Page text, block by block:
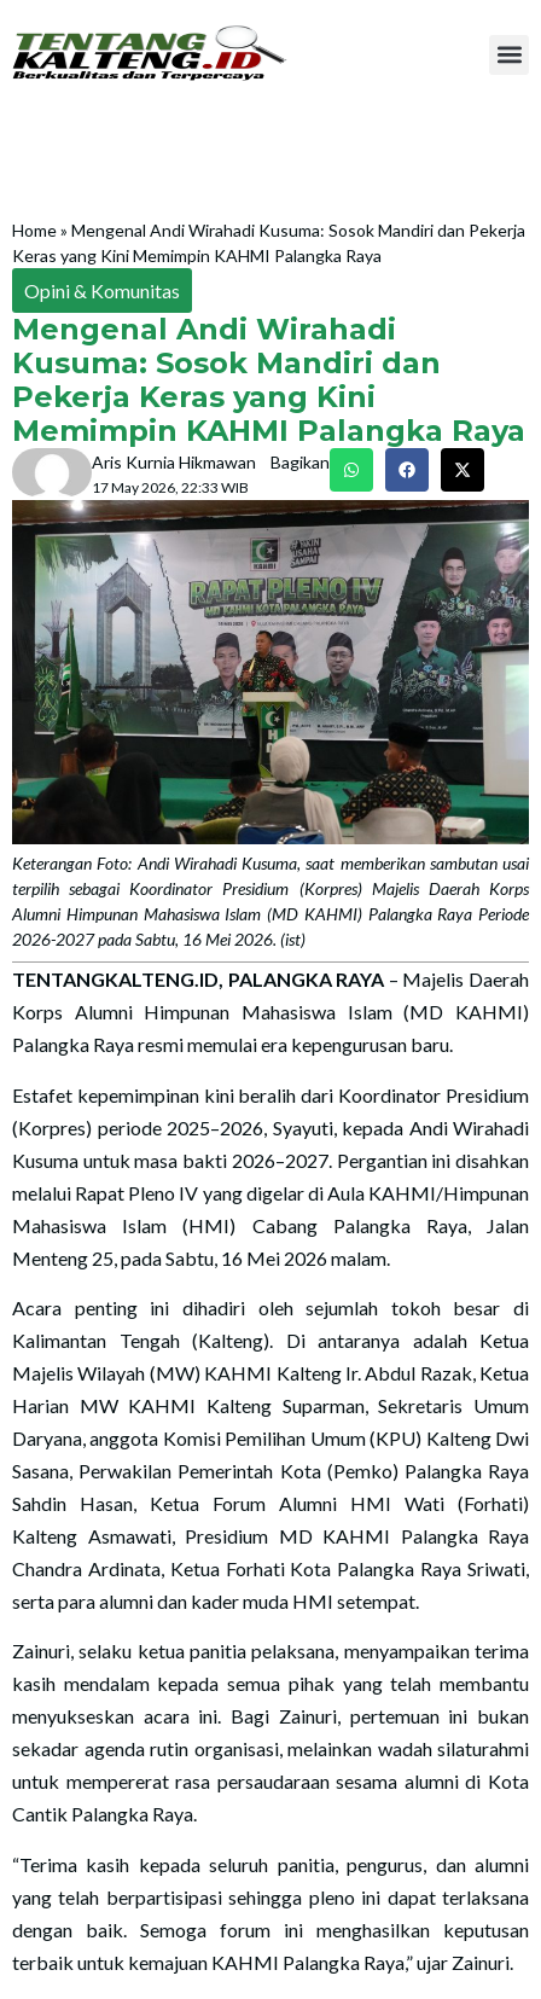
Home» Mengenal Andi Wirahadi Kusuma: Sosok Mandiri dan Pekerja
Keras yang Kini Memimpin KAHMI Palangka Raya
Opini & Komunitas
Mengenal Andi Wirahadi
Kusuma: Sosok Mandiri dan
Pekerja Keras yang Kini
Memimpin KAHMI Palangka Raya
Aris Kurnia Hikmawan
17 May 2026, 22:33 WIB
Bagikan
Keterangan Foto: Andi Wirahadi Kusuma, saat memberikan sambutan usai
terpilih sebagai Koordinator Presidium (Korpres) Majelis Daerah Korps
Alumni Himpunan Mahasiswa Islam (MD KAHMI) Palangka Raya Periode
2026-2027 pada Sabtu, 16 Mei 2026. (ist)
TENTANGKALTENG.ID, PALANGKA RAYA – Majelis Daerah
Korps Alumni Himpunan Mahasiswa Islam (MD KAHMI)
Palangka Raya resmi memulai era kepengurusan baru.
Estafet kepemimpinan kini beralih dari Koordinator Presidium
(Korpres) periode 2025–2026, Syayuti, kepada Andi Wirahadi
Kusuma untuk masa bakti 2026–2027. Pergantian ini disahkan
melalui Rapat Pleno IV yang digelar di Aula KAHMI/Himpunan
Mahasiswa Islam (HMI) Cabang Palangka Raya, Jalan
Menteng 25, pada Sabtu, 16 Mei 2026 malam.
Acara penting ini dihadiri oleh sejumlah tokoh besar di
Kalimantan Tengah (Kalteng). Di antaranya adalah Ketua
Majelis Wilayah (MW) KAHMI Kalteng Ir. Abdul Razak, Ketua
Harian MW KAHMI Kalteng Suparman, Sekretaris Umum
Daryana, anggota Komisi Pemilihan Umum (KPU) Kalteng Dwi
Sasana, Perwakilan Pemerintah Kota (Pemko) Palangka Raya
Sahdin Hasan, Ketua Forum Alumni HMI Wati (Forhati)
Kalteng Asmawati, Presidium MD KAHMI Palangka Raya
Chandra Ardinata, Ketua Forhati Kota Palangka Raya Sriwati,
serta para alumni dan kader muda HMI setempat.
Zainuri, selaku ketua panitia pelaksana, menyampaikan terima
kasih mendalam kepada semua pihak yang telah membantu
menyukseskan acara ini. Bagi Zainuri, pertemuan ini bukan
sekadar agenda rutin organisasi, melainkan wadah silaturahmi
untuk mempererat rasa persaudaraan sesama alumni di Kota
Cantik Palangka Raya.
“Terima kasih kepada seluruh panitia, pengurus, dan alumni
yang telah berpartisipasi sehingga pleno ini dapat terlaksana
dengan baik. Semoga forum ini menghasilkan keputusan
terbaik untuk kemajuan KAHMI Palangka Raya,” ujar Zainuri.